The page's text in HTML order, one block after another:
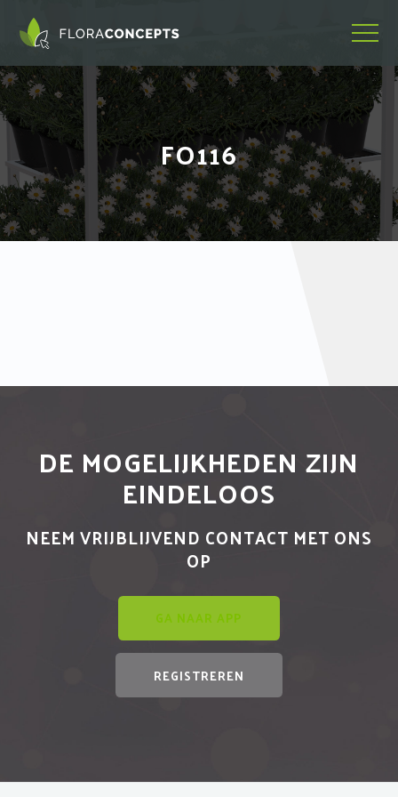
FO116
DE MOGELIJKHEDEN ZIJN
EINDELOOS
NEEM VRIJBLIJVEND CONTACT MET ONS
OP
GA NAAR APP
REGISTREREN